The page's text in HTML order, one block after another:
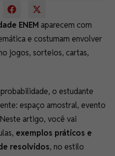
ENEM aparecem com
e costumam envolver
jogos, sorteios, cartas,
o estudante
espaço amostral, evento
artigo, você vai
exemplos práticos e
resolvidos, no estilo